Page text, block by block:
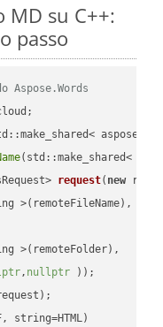
MD su C++:
passo
(std::make_shared<
request( new
>(remoteFileName),
>(remoteFolder),
, nullptr ))